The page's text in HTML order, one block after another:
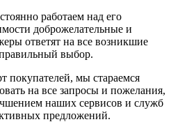
работаем над его
доброжелательные и
ответят на все возникшие
выбор.
покупателей, мы стараемся
на все запросы и пожелания,
наших сервисов и служб
предложений.